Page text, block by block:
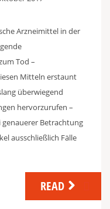
Arzneimittel in der
Tod –
Mitteln erstaunt
überwiegend
hervorzurufen –
genauerer Betrachtung
ausschließlich Fälle
READ